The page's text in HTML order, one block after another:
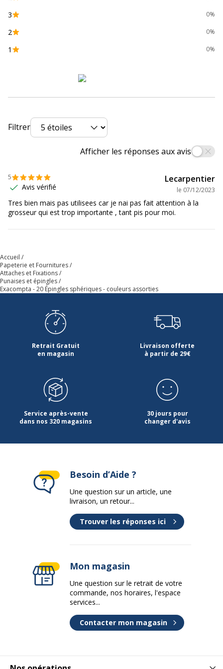
3 0%
2 0%
1 0%
Filtrer
Afficher les réponses aux avis
5
Avis vérifié
Lecarpentier
le 07/12/2023
Tres bien mais pas utilisees car je nai pas fait attention à la
grosseur qui est trop importante , tant pis pour moi.
Accueil
Papeterie et Fournitures
Attaches et Fixations
Punaises et épingles
Exacompta - 20 Épingles sphériques - couleurs assorties
Retrait Gratuit
en magasin
Livraison offerte
à partir de 29€
Service après-vente
dans nos 320 magasins
30 jours pour
changer d'avis
Besoin d’Aide ?
Une question sur un article, une
livraison, un retour...
Trouver les réponses ici
Mon magasin
Une question sur le retrait de votre
commande, nos horaires, l'espace
services...
Contacter mon magasin